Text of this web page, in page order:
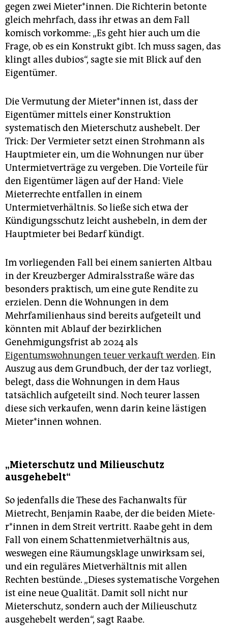
gegen zwei Mieter*innen. Die Richterin betonte
gleich mehrfach, dass ihr etwas an dem Fall
komisch vorkomme: „Es geht hier auch um die
Frage, ob es ein Konstrukt gibt. Ich muss sagen, das
klingt alles dubios“, sagte sie mit Blick auf den
Eigentümer.
Die Vermutung der Mie­te­r*in­nen ist, dass der
Eigentümer mittels einer Konstruktion
systematisch den Mieterschutz aushebelt. Der
Trick: Der Vermieter setzt einen Strohmann als
Hauptmieter ein, um die Wohnungen nur über
Untermietverträge zu vergeben. Die Vorteile für
den Eigentümer lägen auf der Hand: Viele
Mieterrechte entfallen in einem
Untermietverhältnis. So ließe sich etwa der
Kündigungsschutz leicht aushebeln, in dem der
Hauptmieter bei Bedarf kündigt.
Im vorliegenden Fall bei einem sanierten Altbau
in der Kreuzberger Admiralsstraße wäre das
besonders praktisch, um eine gute Rendite zu
erzielen. Denn die Wohnungen in dem
Mehrfamilienhaus sind bereits aufgeteilt und
könnten mit Ablauf der bezirklichen
Genehmigungsfrist ab 2024 als
Eigentumswohnungen teuer verkauft werden. Ein
Auszug aus dem Grundbuch, der der taz vorliegt,
belegt, dass die Wohnungen in dem Haus
tatsächlich aufgeteilt sind. Noch teurer lassen
diese sich verkaufen, wenn darin keine lästigen
Mie­te­r*in­nen wohnen.
„Mieterschutz und Milieuschutz
ausgehebelt“
So jedenfalls die These des Fachanwalts für
Mietrecht, Benjamin Raabe, der die beiden Mie­te­
r*in­nen in dem Streit vertritt. Raabe geht in dem
Fall von einem Schattenmietverhältnis aus,
weswegen eine Räumungsklage unwirksam sei,
und ein reguläres Mietverhältnis mit allen
Rechten bestünde. „Dieses systematische Vorgehen
ist eine neue Qualität. Damit soll nicht nur
Mieterschutz, sondern auch der Milieuschutz
ausgehebelt werden“, sagt Raabe.